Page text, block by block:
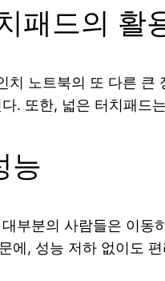
패드의 활
치 노트북의 또 다른
. 또한, 넓은 터치패드
능
부분의 사람들은 이동
에, 성능 저하 없이도